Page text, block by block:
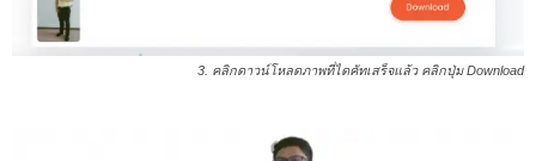
3. คลิกดาวน์โหลดภาพที่ไดคัทเสร็จแล้ว คลิกปุ่ม Download